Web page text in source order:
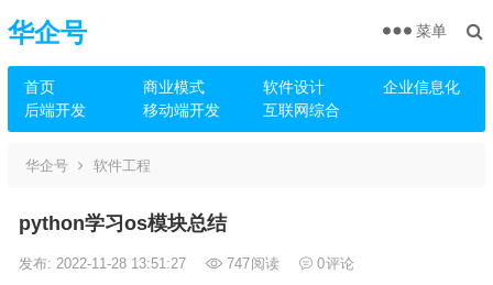
华企号
首页 商业模式 软件设计
企业信息化
后端开发
移动端开发 互联网综合
菜单
华企号 软件工程
python学习os模块总结
发布: 2022-11-28 13:51:27 747阅读 0评论